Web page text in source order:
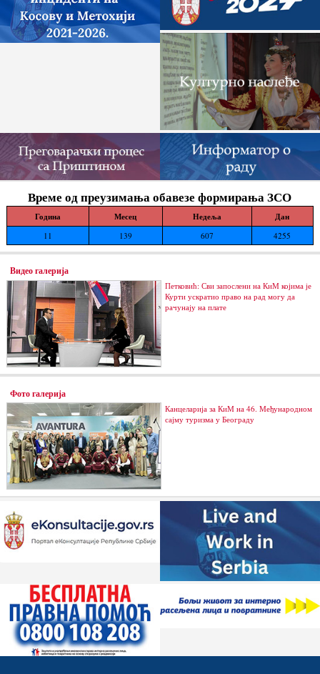
Време од преузимања обавезе формирања ЗСО
Година Месец Недеља Дан
11 139 607 4255
Видео галерија
Петковић: Сви запослени на КиМ којима је
Курти ускратио право на рад могу да
рачунају на плате
Фото галерија
Канцеларија за КиМ на 46. Међународном
сајму туризма у Београду